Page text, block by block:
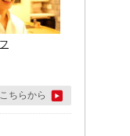
ちらから